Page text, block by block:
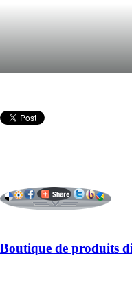
Boutique de produits